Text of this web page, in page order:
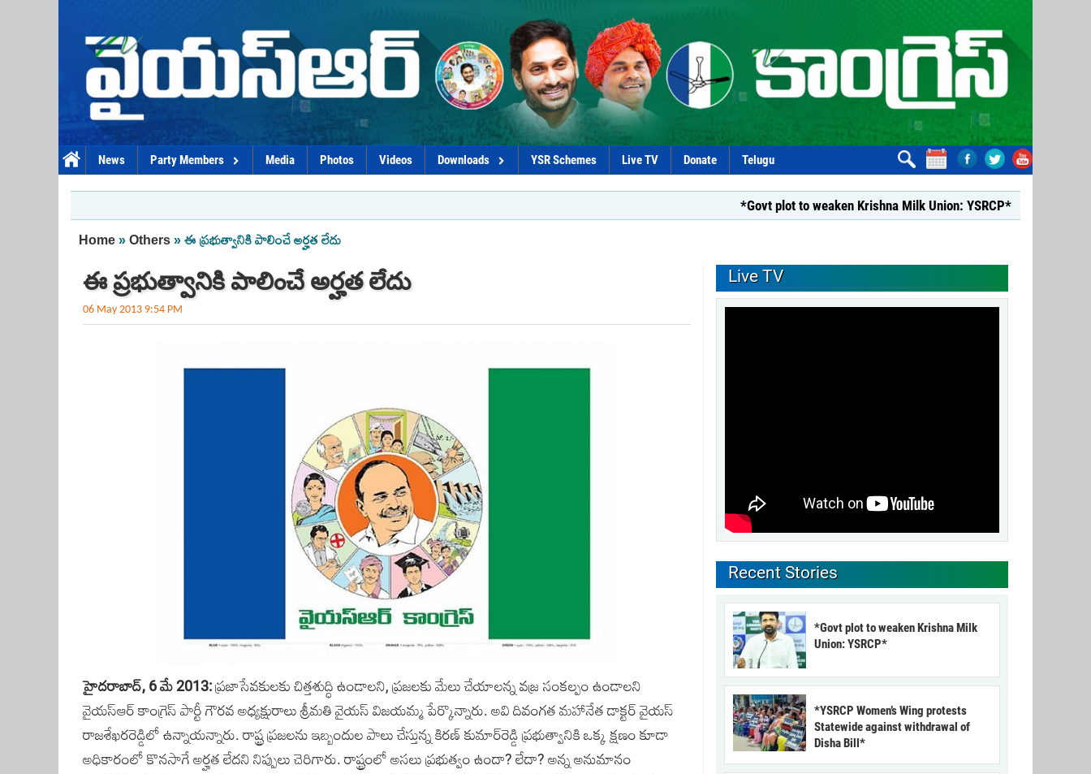
News Party Members Media Photos Videos Downloads YSR Schemes Live TV Donate Telugu
*Govt plot to weaken Krishna Milk Union: YSRCP* *YSRCP
You are here
Home » Others » ఈ ప్రభుత్వానికి పాలించే అర్హత లేదు
ఈ ప్రభుత్వానికి పాలించే అర్హత లేదు
06 May 2013 9:54 PM
హైదరాబాద్, 6 మే 2013:ప్రజాసేవకులకు చిత్తశుద్ధి ఉండాలని, ప్రజలకు మేలు చేయాలన్న వజ్ర సంకల్పం ఉండాలని
వైయస్‌ఆర్‌ కాంగ్రెస్‌ పార్టీ గౌరవ అధ్యక్షురాలు శ్రీమతి వైయస్‌ విజయమ్మ పేర్కొన్నారు. అవి దివంగత మహానేత డాక్టర్‌ వైయస్‌
రాజశేఖరరెడ్డిలో ఉన్నాయన్నారు. రాష్ట్ర ప్రజలను ఇబ్బందుల పాలు చేస్తున్న కిరణ్‌ కుమార్‌రెడ్డి ప్రభుత్వానికి ఒక్క క్షణం కూడా
అధికారంలో కొనసాగే అర్హత లేదని నిప్పులు చెరిగారు. రాష్ట్రంలో అసలు ప్రభుత్వం ఉందా? లేదా? అన్న అనుమానం
Live TV
Recent Stories
*Govt plot to weaken Krishna Milk
Union: YSRCP*
*YSRCP Women’s Wing protests
Statewide against withdrawal of
Disha Bill*